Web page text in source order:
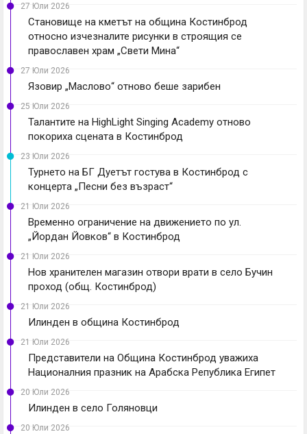
27 Юли 2026
Становище на кметът на община Костинброд
относно изчезналите рисунки в строящия се
православен храм „Свети Мина“
27 Юли 2026
Язовир „Маслово“ отново беше зарибен
25 Юли 2026
Талантите на HighLight Singing Academy отново
покориха сцената в Костинброд
23 Юли 2026
Турнето на БГ Дуетът гостува в Костинброд с
концерта „Песни без възраст“
21 Юли 2026
Временно ограничение на движението по ул.
„Йордан Йовков“ в Костинброд
21 Юли 2026
Нов хранителен магазин отвори врати в село Бучин
проход (общ. Костинброд)
21 Юли 2026
Илинден в община Костинброд
21 Юли 2026
Представители на Община Костинброд уважиха
Националния празник на Арабска Република Египет
20 Юли 2026
Илинден в село Голяновци
20 Юли 2026